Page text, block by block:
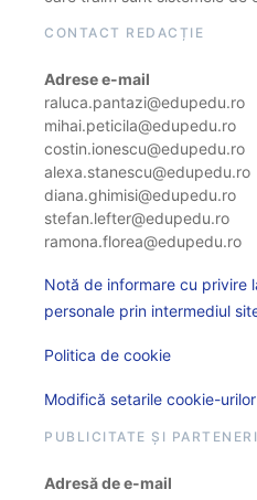
CONTACT REDACȚIE
Adrese e-mail
raluca.pantazi@edupedu.ro
mihai.peticila@edupedu.ro
costin.ionescu@edupedu.ro
alexa.stanescu@edupedu.ro
diana.ghimisi@edupedu.ro
stefan.lefter@edupedu.ro
ramona.florea@edupedu.ro
Notă de informare cu privire
personale prin intermediul
Politica de cookie
Modifică setarile cookie-urilor
PUBLICITATE ȘI
Adresă de e-mail